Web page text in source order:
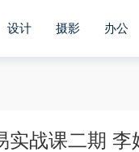
设计 摄影 办公
战课二期 李